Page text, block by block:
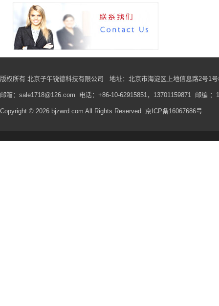
版权所有 北京子午锐德科技有限公司 地址：北京市海淀区上地信息路2号1
邮箱：sale1718@126.com 电话：+86-10-62915851，13701159871 邮编 ：
Copyright © 2026 bjzwrd.com All Rights Reserved 京ICP备16067686号